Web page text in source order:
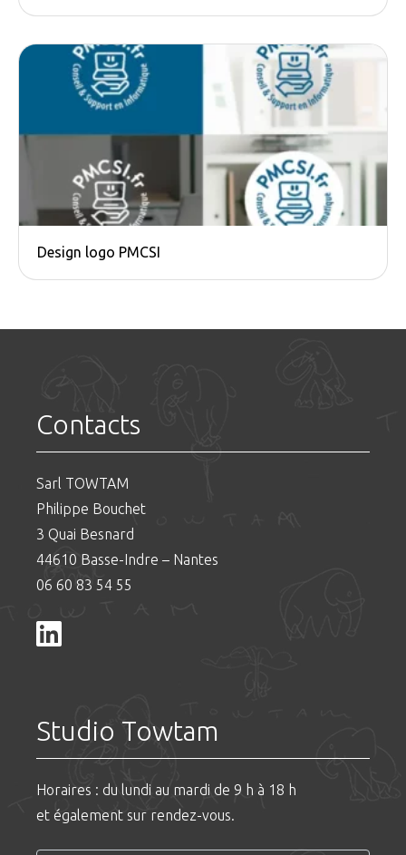
Design logo PMCSI
Contacts
Sarl TOWTAM
Philippe Bouchet
3 Quai Besnard
44610 Basse-Indre – Nantes
06 60 83 54 55
Studio Towtam
Horaires : du lundi au mardi de 9 h à 18 h
et également sur rendez-vous.